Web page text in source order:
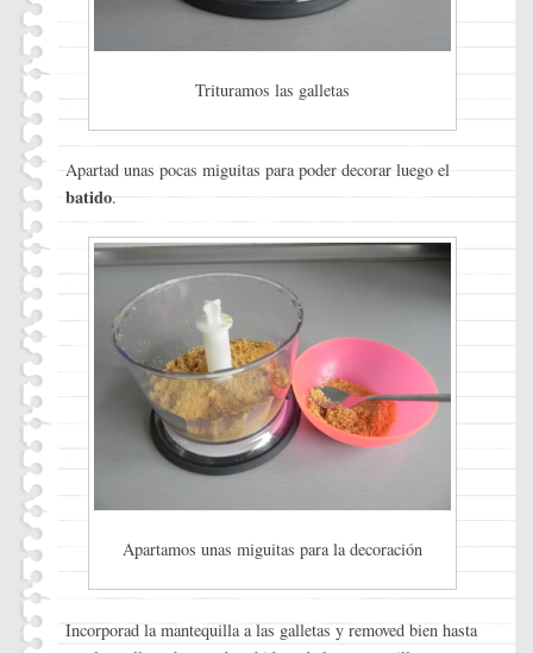
Trituramos las galletas
Apartad unas pocas miguitas para poder decorar luego el
batido.
Apartamos unas miguitas para la decoración
Incorporad la mantequilla a las galletas y removed bien hasta